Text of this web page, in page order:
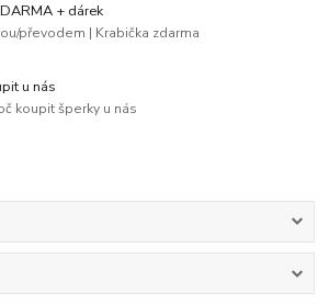
+ dárek
převodem | Krabička zdarma
u nás
koupit šperky u nás